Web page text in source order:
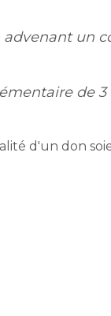
advenant un
de
d'un don